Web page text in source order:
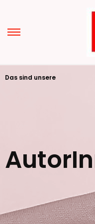
Das sind unsere